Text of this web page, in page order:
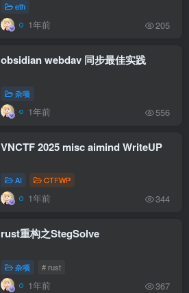
eth
1年前 205
obsidian webdav 同步最佳实践
杂项
1年前 556
VNCTF 2025 misc aimind WriteUP
AI CTFWP
1年前 344
rust重构之StegSolve
杂项 # rust
1年前 367